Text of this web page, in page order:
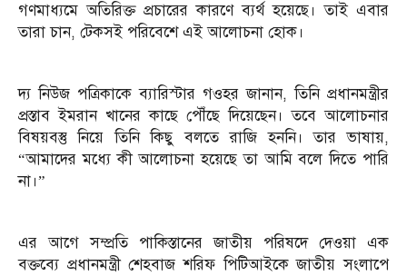
গণমাধ্যমে অতিরিক্ত প্রচারের কারণে ব্যর্থ হয়েছে। তাই এবার
তারা চান, টেকসই পরিবেশে এই আলোচনা হোক।
দ্য নিউজ পত্রিকাকে ব্যারিস্টার গওহর জানান, তিনি প্রধানমন্ত্রীর
প্রস্তাব ইমরান খানের কাছে পৌঁছে দিয়েছেন। তবে আলোচনার
বিষয়বস্তু নিয়ে তিনি কিছু বলতে রাজি হননি। তার ভাষায়,
“আমাদের মধ্যে কী আলোচনা হয়েছে তা আমি বলে দিতে পারি
না।”
এর আগে সম্প্রতি পাকিস্তানের জাতীয় পরিষদে দেওয়া এক
বক্তব্যে প্রধানমন্ত্রী শেহবাজ শরিফ পিটিআইকে জাতীয় সংলাপে